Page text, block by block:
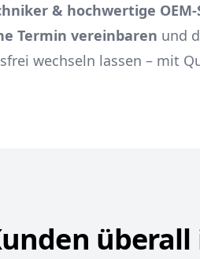
& hochwertige OEM-
Termin vereinbaren und
wechseln lassen – mit